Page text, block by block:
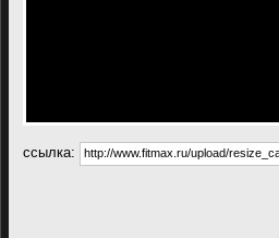
cсылка: